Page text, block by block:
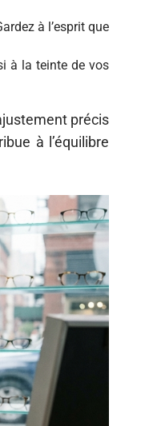
à l’esprit que
à la teinte de vos
précis
à l’équilibre